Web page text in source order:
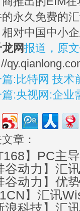
永久免费的
对中国中小
网报道，原
:比特网 技术
:央视网:企业
章：
】PC主
谷动力】汇
谷动力】优
】汇讯
浪科技】汇